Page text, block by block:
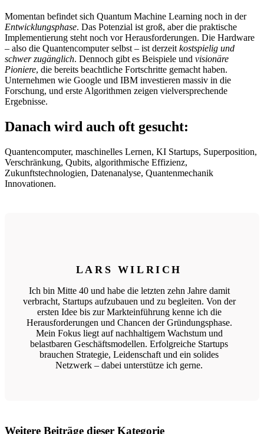
Momentan befindet sich Quantum Machine Learning noch in der
Entwicklungsphase. Das Potenzial ist groß, aber die praktische
Implementierung steht noch vor Herausforderungen. Die Hardware
– also die Quantencomputer selbst – ist derzeitkostspielig und
schwer zugänglich. Dennoch gibt es Beispiele und visionäre
Pioniere, die bereits beachtliche Fortschritte gemacht haben.
Unternehmen wie Google und IBM investieren massiv in die
Forschung, und erste Algorithmen zeigen vielversprechende
Ergebnisse.
Danach wird auch oft gesucht:
Quantencomputer, maschinelles Lernen, KI Startups, Superposition,
Verschränkung, Qubits, algorithmische Effizienz,
Zukunftstechnologien, Datenanalyse, Quantenmechanik
Innovationen.
LARS WILRICH
Ich bin Mitte 40 und habe die letzten zehn Jahre damit
verbracht, Startups aufzubauen und zu begleiten. Von der
ersten Idee bis zur Markteinführung kenne ich die
Herausforderungen und Chancen der Gründungsphase.
Mein Fokus liegt auf nachhaltigem Wachstum und
belastbaren Geschäftsmodellen. Erfolgreiche Startups
brauchen Strategie, Leidenschaft und ein solides
Netzwerk – dabei unterstütze ich gerne.
Weitere Beiträge dieser Kategorie